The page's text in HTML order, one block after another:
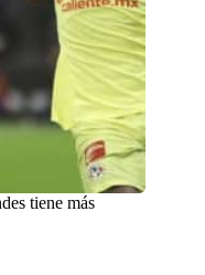
tiene más